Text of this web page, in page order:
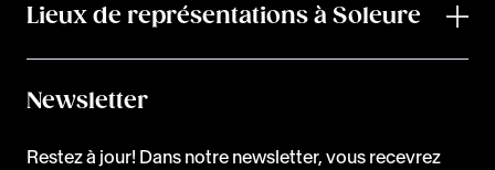
Lieux de représentations à Soleure
Newsletter
Restez à jour! Dans notre newsletter, vous recevrez